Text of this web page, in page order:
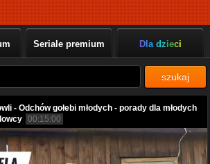
Seriale premium Dla dzieci
szukaj
- Odchów gołebi młodych - porady dla młodych
00:15:00